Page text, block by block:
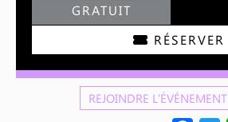
GRATUIT
RÉSERVER
REJOINDRE L'ÉVÉNEMENT